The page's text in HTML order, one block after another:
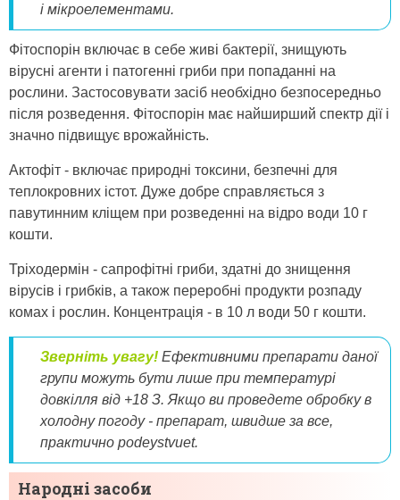
і мікроелементами.
Фітоспорін включає в себе живі бактерії, знищують
вірусні агенти і патогенні гриби при попаданні на
рослини. Застосовувати засіб необхідно безпосередньо
після розведення. Фітоспорін має найширший спектр дії і
значно підвищує врожайність.
Актофіт - включає природні токсини, безпечні для
теплокровних істот. Дуже добре справляється з
павутинним кліщем при розведенні на відро води 10 г
кошти.
Тріходермін - сапрофітні гриби, здатні до знищення
вірусів і грибків, а також переробні продукти розпаду
комах і рослин. Концентрація - в 10 л води 50 г кошти.
Зверніть увагу! Ефективними препарати даної
групи можуть бути лише при температурі
довкілля від +18 З. Якщо ви проведете обробку в
холодну погоду - препарат, швидше за все,
практично podeystvuet.
Народні засоби